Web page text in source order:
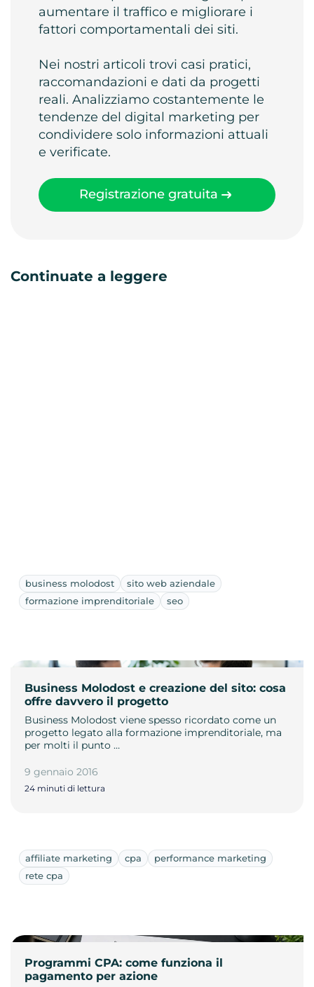
aumentare il traffico e migliorare i
fattori comportamentali dei siti.
Nei nostri articoli trovi casi pratici,
raccomandazioni e dati da progetti
reali. Analizziamo costantemente le
tendenze del digital marketing per
condividere solo informazioni attuali
e verificate.
Registrazione gratuita
Continuate a leggere
business molodost
sito web aziendale
formazione imprenditoriale
seo
Business Molodost e creazione del sito: cosa
offre davvero il progetto
Business Molodost viene spesso ricordato come un
progetto legato alla formazione imprenditoriale, ma
per molti il punto …
9 gennaio 2016
24 minuti di lettura
affiliate marketing cpa
performance marketing
rete cpa
Programmi CPA: come funziona il
pagamento per azione